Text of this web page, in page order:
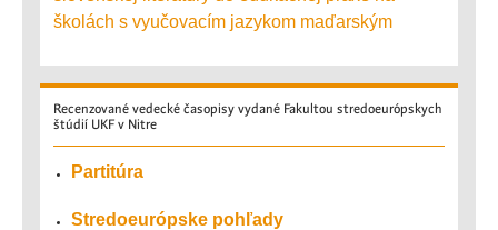
školách s vyučovacím jazykom maďarským
Recenzované vedecké časopisy vydané Fakultou stredoeurópskych
štúdií UKF v Nitre
Partitúra
Stredoeurópske pohľady